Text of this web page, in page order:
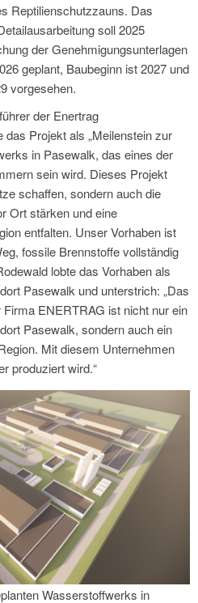
Reptilienschutzzauns. Das
soll 2025
der Genehmigungsunterlagen
geplant, Baubeginn ist 2027 und
vorgesehen.
der Enertrag
Projekt als „Meilenstein zur
in Pasewalk, das eines der
sein wird. Dieses Projekt
schaffen, sondern auch die
Ort stärken und eine
entfalten. Unser Vorhaben ist
fossile Brennstoffe vollständig
lobte das Vorhaben als
Pasewalk und unterstrich: „Das
ENERTRAG ist nicht nur ein
Pasewalk, sondern auch ein
Mit diesem Unternehmen
produziert wird.“
Wasserstoffwerks in